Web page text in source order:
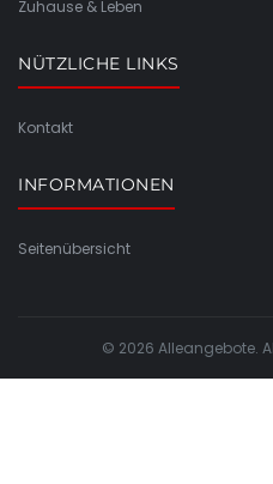
Zuhause & Leben
NÜTZLICHE LINKS
Kontakt
INFORMATIONEN
Seitenübersicht
© 2026 Alleangebote.